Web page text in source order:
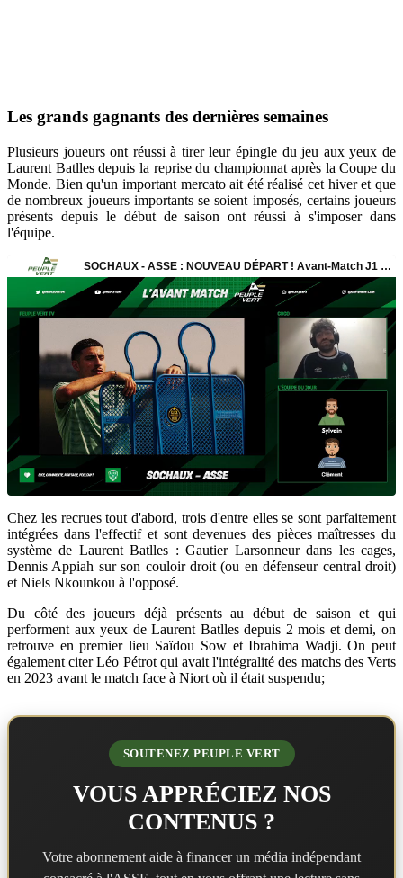
Les grands gagnants des dernières semaines
Plusieurs joueurs ont réussi à tirer leur épingle du jeu aux yeux de
Laurent Batlles depuis la reprise du championnat après la Coupe du
Monde. Bien qu'un important mercato ait été réalisé cet hiver et que
de nombreux joueurs importants se soient imposés, certains joueurs
présents depuis le début de saison ont réussi à s'imposer dans
l'équipe.
Chez les recrues tout d'abord, trois d'entre elles se sont parfaitement
intégrées dans l'effectif et sont devenues des pièces maîtresses du
système de Laurent Batlles : Gautier Larsonneur dans les cages,
Dennis Appiah sur son couloir droit (ou en défenseur central droit)
et Niels Nkounkou à l'opposé.
Du côté des joueurs déjà présents au début de saison et qui
performent aux yeux de Laurent Batlles depuis 2 mois et demi, on
retrouve en premier lieu Saïdou Sow et Ibrahima Wadji. On peut
également citer Léo Pétrot qui avait l'intégralité des matchs des Verts
en 2023 avant le match face à Niort où il était suspendu;
SOUTENEZ PEUPLE VERT
VOUS APPRÉCIEZ NOS
CONTENUS ?
Votre abonnement aide à financer un média indépendant